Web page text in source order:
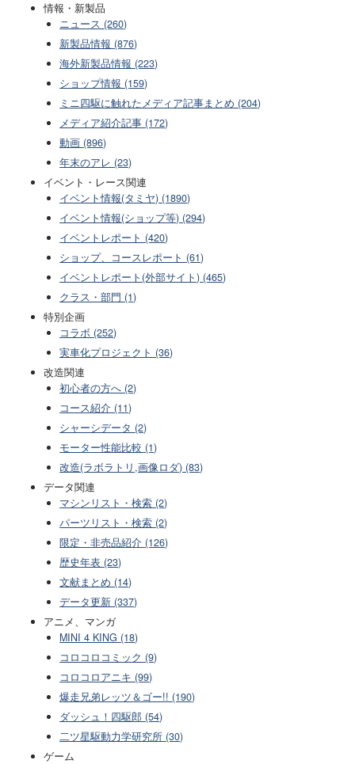
情報・新製品
ニュース (260)
新製品情報 (876)
海外新製品情報 (223)
ショップ情報 (159)
ミニ四駆に触れたメディア記事まとめ (204)
メディア紹介記事 (172)
動画 (896)
年末のアレ (23)
イベント・レース関連
イベント情報(タミヤ) (1890)
イベント情報(ショップ等) (294)
イベントレポート (420)
ショップ、コースレポート (61)
イベントレポート(外部サイト) (465)
クラス・部門 (1)
特別企画
コラボ (252)
実車化プロジェクト (36)
改造関連
初心者の方へ (2)
コース紹介 (11)
シャーシデータ (2)
モーター性能比較 (1)
改造(ラボラトリ,画像ロダ) (83)
データ関連
マシンリスト・検索 (2)
パーツリスト・検索 (2)
限定・非売品紹介 (126)
歴史年表 (23)
文献まとめ (14)
データ更新 (337)
アニメ、マンガ
MINI 4 KING (18)
コロコロコミック (9)
コロコロアニキ (99)
爆走兄弟レッツ＆ゴー!! (190)
ダッシュ！四駆郎 (54)
二ツ星駆動力学研究所 (30)
ゲーム